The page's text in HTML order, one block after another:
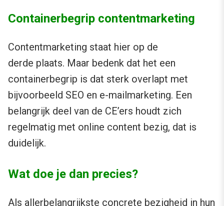
Containerbegrip contentmarketing
Contentmarketing staat hier op de
derde plaats. Maar bedenk dat het een
containerbegrip is dat sterk overlapt met
bijvoorbeeld SEO en e-mailmarketing. Een
belangrijk deel van de CE’ers houdt zich
regelmatig met online content bezig, dat is
duidelijk.
Wat doe je dan precies?
Als allerbelangrijkste concrete bezigheid in hun